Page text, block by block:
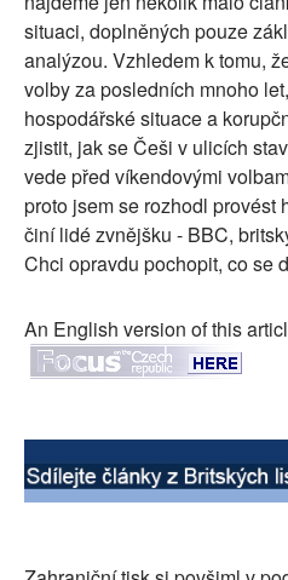
PLNÁ VERZE STRÁNEK
situaci, doplněných pouze
analýzou. Vzhledem k tomu,
volby za posledních mnoho
hospodářské situace a
zjistit, jak se Češi v ulicích
vede před víkendovými
proto jsem se rozhodl provést
činí lidé zvnějšku - BBC,
Chci opravdu pochopit, co se
An English version of this